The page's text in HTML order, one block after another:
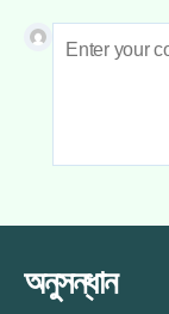
অনুসন্ধান